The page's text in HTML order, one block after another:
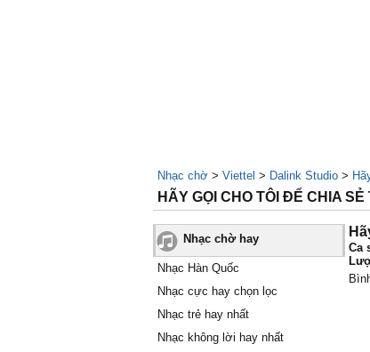
Nhạc chờ > Viettel > Dalink Studio >
HÃY GỌI CHO TÔI ĐỂ CHIA
Nhạc chờ hay
Nhạc Hàn Quốc
Nhạc cực hay chọn lọc
Nhạc trẻ hay nhất
Nhạc không lời hay nhất
Ca